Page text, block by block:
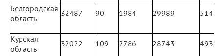
Белгородская
область
32487 90 1984 29989 514
Курская
область
32022 109 2786 28743 493